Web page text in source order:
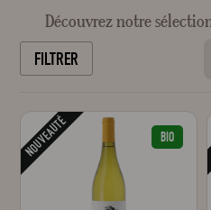
Découvrez notre
FILTRER
BIO
NOUVEAUTÉ